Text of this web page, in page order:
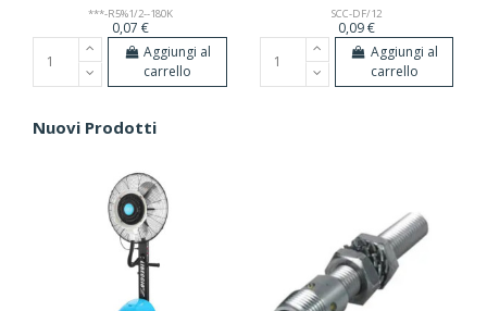
***-R5%1/2--180K
0,07 €
Aggiungi al
carrello
SCC-DF/12
0,09 €
Aggiungi al
carrello
Nuovi Prodotti